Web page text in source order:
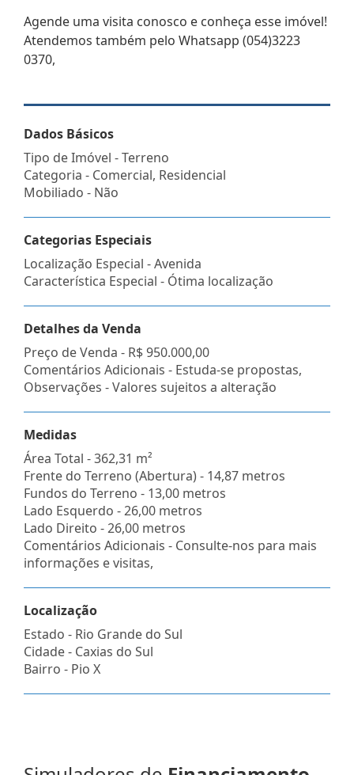
Agende uma visita conosco e conheça esse imóvel!
Atendemos também pelo Whatsapp (054)3223
0370,
Dados Básicos
Tipo de Imóvel - Terreno
Categoria - Comercial, Residencial
Mobiliado - Não
Categorias Especiais
Localização Especial - Avenida
Característica Especial - Ótima localização
Detalhes da Venda
Preço de Venda - R$ 950.000,00
Comentários Adicionais - Estuda-se propostas,
Observações - Valores sujeitos a alteração
Medidas
Área Total - 362,31 m²
Frente do Terreno (Abertura) - 14,87 metros
Fundos do Terreno - 13,00 metros
Lado Esquerdo - 26,00 metros
Lado Direito - 26,00 metros
Comentários Adicionais - Consulte-nos para mais
informações e visitas,
Localização
Estado - Rio Grande do Sul
Cidade - Caxias do Sul
Bairro - Pio X